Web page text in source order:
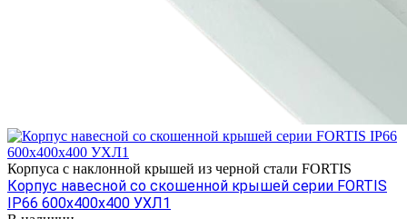
Корпуса с наклонной крышей из черной стали FORTIS
Корпус навесной со скошенной крышей серии FORTIS
IP66 600х400х400 УХЛ1